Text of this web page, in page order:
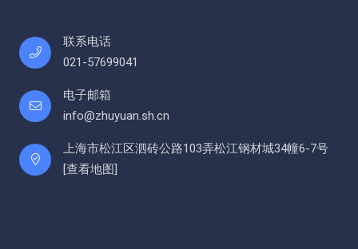
联系电话
021-57699041
电子邮箱
info@zhuyuan.sh.cn
上海市松江区泗砖公路103弄松江钢材城34幢6-7号
[查看地图]